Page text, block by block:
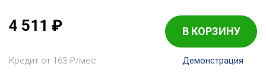
4 511 ₽ В КОРЗИНУ
Кредит от 163 ₽/мес Демонстрация